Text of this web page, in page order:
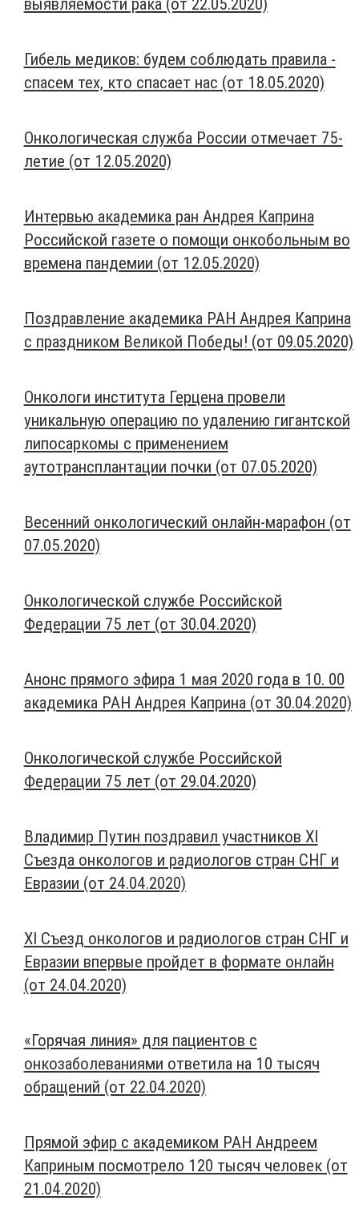
Гибель медиков: будем соблюдать правила -
спасем тех, кто спасает нас (от 18.05.2020)
Онкологическая служба России отмечает 75-
летие (от 12.05.2020)
Интервью академика ран Андрея Каприна
Российской газете о помощи онкобольным во
времена пандемии (от 12.05.2020)
Поздравление академика РАН Андрея Каприна
с праздником Великой Победы! (от 09.05.2020)
Онкологи института Герцена провели
уникальную операцию по удалению гигантской
липосаркомы с применением
аутотрансплантации почки (от 07.05.2020)
Весенний онкологический онлайн-марафон (от
07.05.2020)
Онкологической службе Российской
Федерации 75 лет (от 30.04.2020)
Анонс прямого эфира 1 мая 2020 года в 10. 00
академика РАН Андрея Каприна (от 30.04.2020)
Онкологической службе Российской
Федерации 75 лет (от 29.04.2020)
Владимир Путин поздравил участников XI
Съезда онкологов и радиологов стран СНГ и
Евразии (от 24.04.2020)
XI Съезд онкологов и радиологов стран СНГ и
Евразии впервые пройдет в формате онлайн
(от 24.04.2020)
«Горячая линия» для пациентов с
онкозаболеваниями ответила на 10 тысяч
обращений (от 22.04.2020)
Прямой эфир с академиком РАН Андреем
Каприным посмотрело 120 тысяч человек (от
21.04.2020)